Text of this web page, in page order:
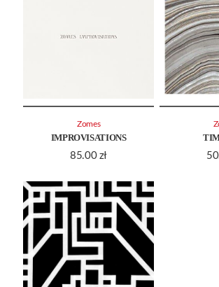
IMPROVISATIONS
85.00 zł
Zomes